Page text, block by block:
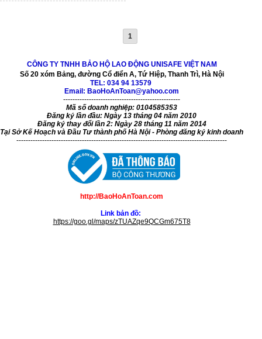
1
CÔNG TY TNHH BẢO HỘ LAO ĐỘNG UNISAFE VIỆT NAM
Số 20 xóm Bảng, đường Cổ điển A, Tứ Hiệp, Thanh Trì, Hà Nội
TEL: 034 94 13579
Email: BaoHoAnToan@yahoo.com
--------------------------------------------------
Mã số doanh nghiệp: 0104585353
Đăng ký lần đầu: Ngày 13 tháng 04 năm 2010
Đăng ký thay đổi lần 2: Ngày 28 tháng 11 năm 2014
Tại Sở Kế Hoạch và Đầu Tư thành phố Hà Nội - Phòng đăng ký kinh doanh
------------------------------------------------------------------------------------------
http://BaoHoAnToan.com
Link bản đồ:
https://goo.gl/maps/zTUAZqe9QCGm675T8